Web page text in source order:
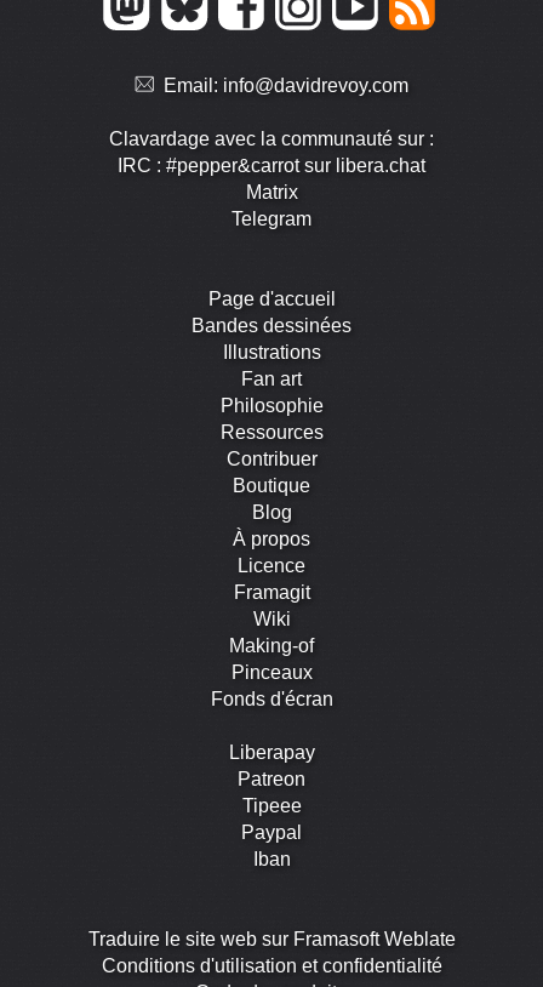
Email: info@davidrevoy.com
Clavardage avec la communauté sur :
IRC : #pepper&carrot sur libera.chat
Matrix
Telegram
Page d'accueil
Bandes dessinées
Illustrations
Fan art
Philosophie
Ressources
Contribuer
Boutique
Blog
À propos
Licence
Framagit
Wiki
Making-of
Pinceaux
Fonds d'écran
Liberapay
Patreon
Tipeee
Paypal
Iban
Traduire le site web sur Framasoft Weblate
Conditions d'utilisation et confidentialité